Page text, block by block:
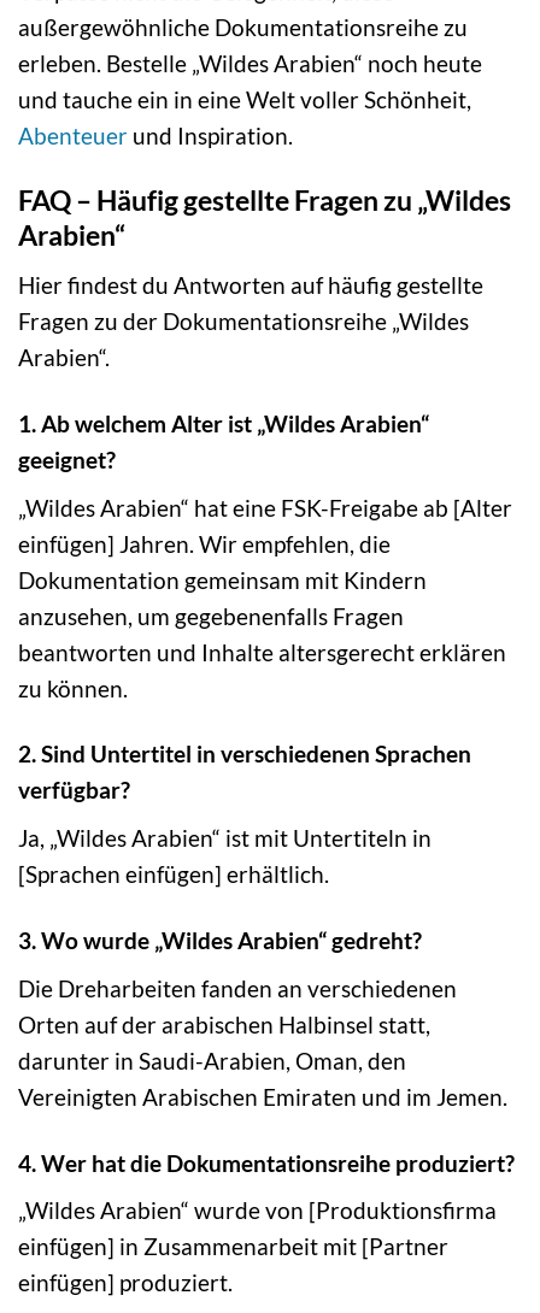
außergewöhnliche Dokumentationsreihe zu
erleben. Bestelle „Wildes Arabien“ noch heute
und tauche ein in eine Welt voller Schönheit,
Abenteuer und Inspiration.
FAQ – Häufig gestellte Fragen zu „Wildes
Arabien“
Hier findest du Antworten auf häufig gestellte
Fragen zu der Dokumentationsreihe „Wildes
Arabien“.
1. Ab welchem Alter ist „Wildes Arabien“
geeignet?
„Wildes Arabien“ hat eine FSK-Freigabe ab [Alter
einfügen] Jahren. Wir empfehlen, die
Dokumentation gemeinsam mit Kindern
anzusehen, um gegebenenfalls Fragen
beantworten und Inhalte altersgerecht erklären
zu können.
2. Sind Untertitel in verschiedenen Sprachen
verfügbar?
Ja, „Wildes Arabien“ ist mit Untertiteln in
[Sprachen einfügen] erhältlich.
3. Wo wurde „Wildes Arabien“ gedreht?
Die Dreharbeiten fanden an verschiedenen
Orten auf der arabischen Halbinsel statt,
darunter in Saudi-Arabien, Oman, den
Vereinigten Arabischen Emiraten und im Jemen.
4. Wer hat die Dokumentationsreihe produziert?
„Wildes Arabien“ wurde von [Produktionsfirma
einfügen] in Zusammenarbeit mit [Partner
einfügen] produziert.